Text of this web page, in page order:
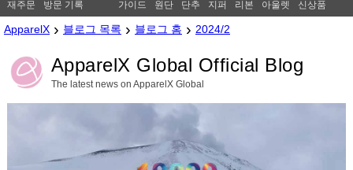
재주문
방문 기록 가이드 원단 단추 지퍼 리본 아울렛 신상품
ApparelX › 블로그 목록 › 블로그 홈 › 2024/2
ApparelX Global Official Blog
The latest news on ApparelX Global